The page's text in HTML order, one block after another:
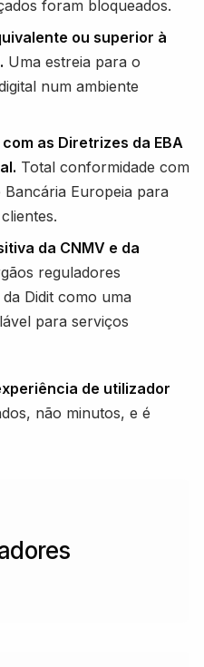
foram bloqueados.
ou superior à
Uma estreia para o
num ambiente
as Diretrizes da EBA
Total conformidade com
Europeia para
da CNMV e da
reguladores
Didit como uma
para serviços
de utilizador
não minutos, e é